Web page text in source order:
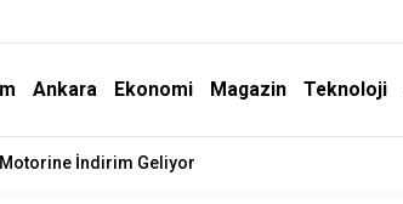
Ankara Ekonomi Magazin Teknoloji
İndirim Geliyor